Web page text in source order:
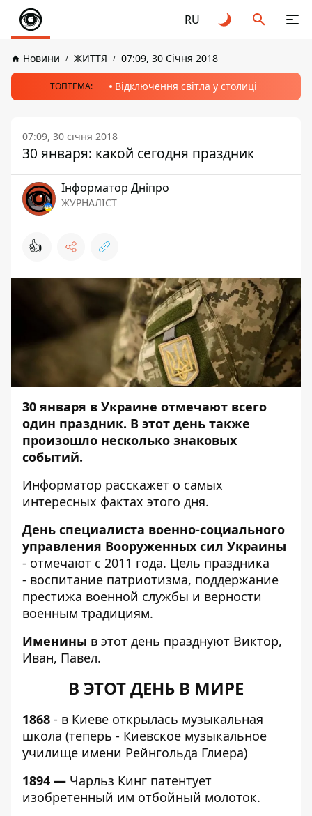
RU
Новини ЖИТТЯ 07:09, 30 Січня 2018
ТОПТЕМА: Відключення світла у столиці
07:09, 30 січня 2018
30 января: какой сегодня праздник
Інформатор Дніпро
ЖУРНАЛІСТ
👍
30 января в Украине отмечают всего
один праздник. В этот день также
произошло несколько знаковых
событий.
Информатор расскажет о самых
интересных фактах этого дня.
День специалиста военно-социального
управления Вооруженных сил Украины
- отмечают с 2011 года. Цель праздника
- воспитание патриотизма, поддержание
престижа военной службы и верности
военным традициям.
Именины в этот день празднуют Виктор,
Иван, Павел.
В ЭТОТ ДЕНЬ В МИРЕ
1868 - в Киеве открылась музыкальная
школа (теперь - Киевское музыкальное
училище имени Рейнгольда Глиера)
1894 — Чарльз Кинг патентует
изобретенный им отбойный молоток.